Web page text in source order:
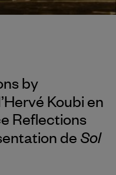
by
Koubi en
Reflections
de Sol